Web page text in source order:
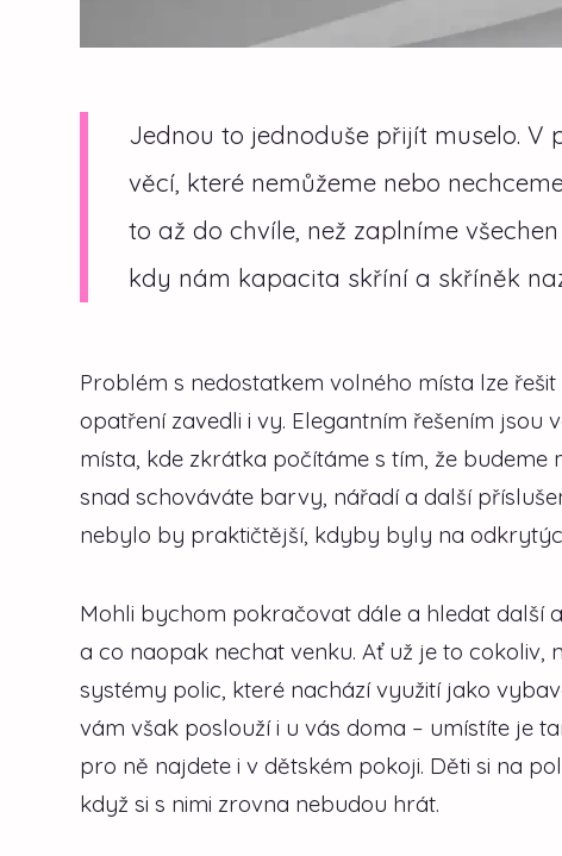
Jednou to jednoduše přijít muselo.
věcí, které nemůžeme nebo
to až do chvíle, než zaplníme
kdy nám kapacita skříní a skříněk
Problém s nedostatkem volného místa lze
opatření zavedli i vy. Elegantním řešením jsou
místa, kde zkrátka počítáme s tím, že
snad schováváte barvy, nářadí a další
nebylo by praktičtější, kdyby byly na
Mohli bychom pokračovat dále a hledat další
a co naopak nechat venku. Ať už je to
systémy polic, které nachází využití jako
vám však poslouží i u vás doma – umístíte je
pro ně najdete i v dětském pokoji. Děti si na
když si s nimi zrovna nebudou hrát.